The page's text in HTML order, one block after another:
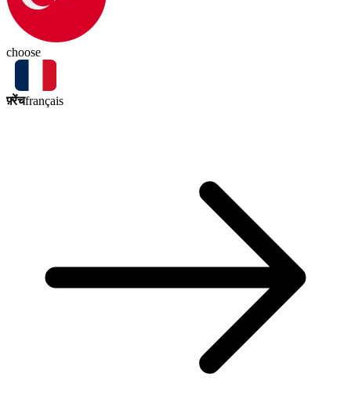
choose
फ़्रेंचfrançais